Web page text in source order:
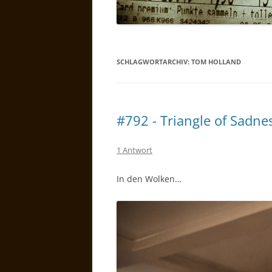
SCHLAGWORTARCHIV: TOM HOLLAND
#792 - Triangle of
1 Antwort
In den Wolken…